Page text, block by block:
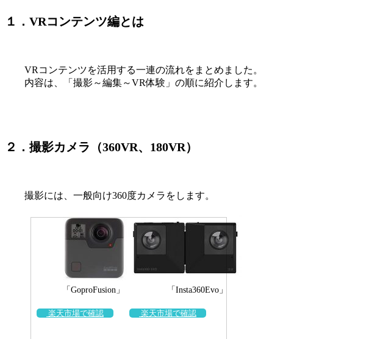
１．VRコンテンツ編とは
VRコンテンツを活用する一連の流れをまとめました。
内容は、「撮影～編集～VR体験」の順に紹介します。
２．撮影カメラ（360VR、180VR）
撮影には、一般向け360度カメラをします。
「GoproFusion」 「Insta360Evo」
楽天市場で確認 楽天市場で確認